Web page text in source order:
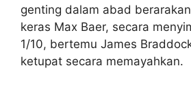
genting dalam abad
keras Max Baer, secara
1/10, bertemu James
ketupat secara memayahkan.